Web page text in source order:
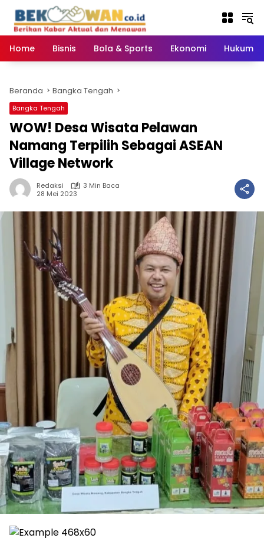
konten
Home
Bisnis Bola & Sports Ekonomi Hukum
Beranda Bangka Tengah
Bangka Tengah
WOW! Desa Wisata Pelawan
Namang Terpilih Sebagai ASEAN
Village Network
Redaksi
3 Min Baca
28 Mei 2023